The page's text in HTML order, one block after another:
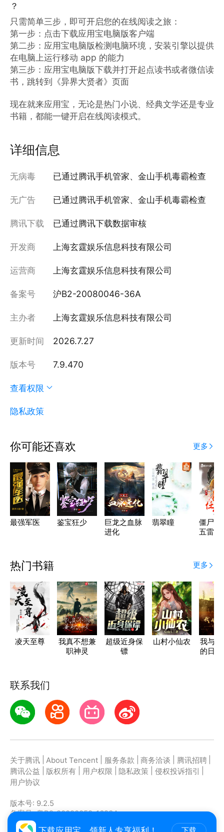
？
只需简单三步，即可开启您的在线阅读之旅：
第一步：点击下载应用宝电脑版客户端
第二步：应用宝电脑版检测电脑环境，安装引擎以提供
在电脑上运行移动 app 的能力
第三步：应用宝电脑版下载并打开起点读书或者微信读
书，跳转到《异界大贤者》页面
现在就来应用宝，无论是热门小说、经典文学还是专业
书籍，都能一键开启在线阅读模式。
详细信息
无病毒 已通过腾讯手机管家、金山手机毒霸检查
无广告 已通过腾讯手机管家、金山手机毒霸检查
腾讯下载 已通过腾讯下载数据审核
开发商 上海玄霆娱乐信息科技有限公司
运营商 上海玄霆娱乐信息科技有限公司
备案号 沪B2-20080046-36A
主办者 上海玄霆娱乐信息科技有限公司
更新时间 2026.7.27
版本号 7.9.470
查看权限
隐私政策
你可能还喜欢 更多
最强军医 鉴宝狂少
巨龙之血脉
进化
翡翠瞳
僵尸：
五雷法
热门书籍 更多
凌天至尊
我真不想兼
职神灵
超级近身保
镖
山村小仙农
我与
的日
联系我们
关于腾讯 About Tencent 服务条款 商务洽谈 腾讯招聘
腾讯公益
版权所有 用户权限 隐私政策 侵权投诉指引
用户协议
版本号: 9.2.5
备案号: 粤B2-20090059-1623A
主办者: 深圳市腾讯计算机系统有限公司